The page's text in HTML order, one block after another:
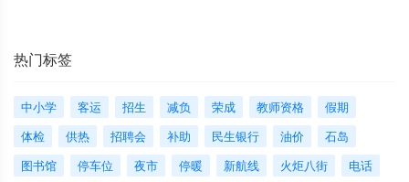
热门标签
中小学 客运 招生 减负 荣成 教师资格
假期
体检
供热 招聘会 补助 民生银行 油价
石岛
图书馆
停车位 夜市 停暖 新航线 火炬八街 电话